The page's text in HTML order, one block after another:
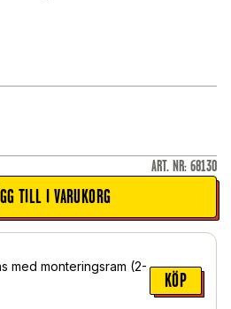
ART. NR: 68130
TILL I VARUKORG
med monteringsram (2-
KÖP